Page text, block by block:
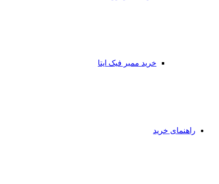
خرید ممبر فیک ایتا
راهنمای خرید